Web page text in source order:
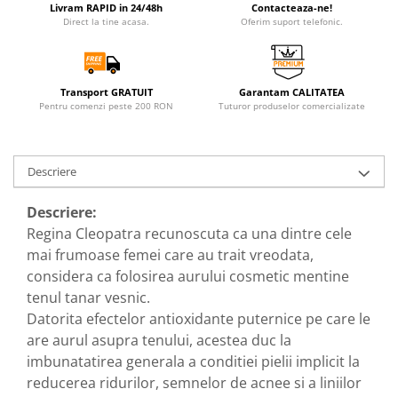
Livram RAPID in 24/48h
Direct la tine acasa.
Contacteaza-ne!
Oferim suport telefonic.
Transport GRATUIT
Pentru comenzi peste 200 RON
Garantam CALITATEA
Tuturor produselor comercializate
Descriere
Descriere:
Regina Cleopatra recunoscuta ca una dintre cele
mai frumoase femei care au trait vreodata,
considera ca folosirea aurului cosmetic mentine
tenul tanar vesnic.
Datorita efectelor antioxidante puternice pe care le
are aurul asupra tenului, acestea duc la
imbunatatirea generala a conditiei pielii implicit la
reducerea ridurilor, semnelor de acnee si a liniilor